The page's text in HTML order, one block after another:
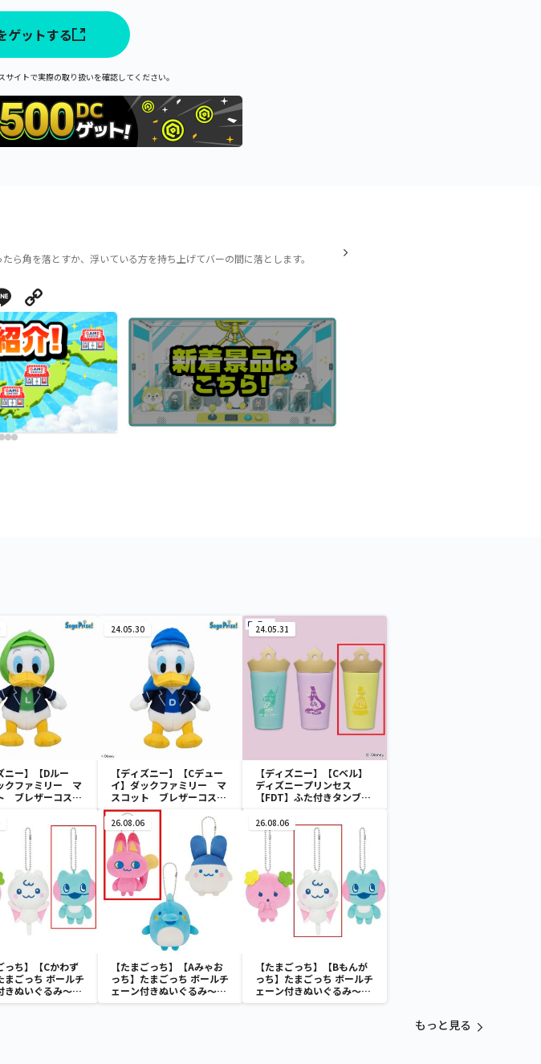
ゲットする
イトで実際の取り扱いを確認してください。
ら角を落とすか、浮いている方を持ち上げてバーの間に落とします。
Line
ニー】【Dルー
クファミリー マ
ブレザーコスチ
24.05.30
【ディズニー】【Cデュー
イ】ダックファミリー マ
スコット ブレザーコスチ
ューム
24.05.31
【ディズニー】【Cベル】
ディズニープリンセス
【FDT】ふた付きタンブラ
っち】【Cかわず
まごっち ボールチ
きぬいぐるみ～
Paradise～
26.08.06
【たまごっち】【Aみゃお
っち】たまごっち ボールチ
ェーン付きぬいぐるみ～
Tamagotchi Paradise～
26.08.06
【たまごっち】【Bもんが
っち】たまごっち ボールチ
ェーン付きぬいぐるみ～
Tamagotchi Paradise～
もっと見る